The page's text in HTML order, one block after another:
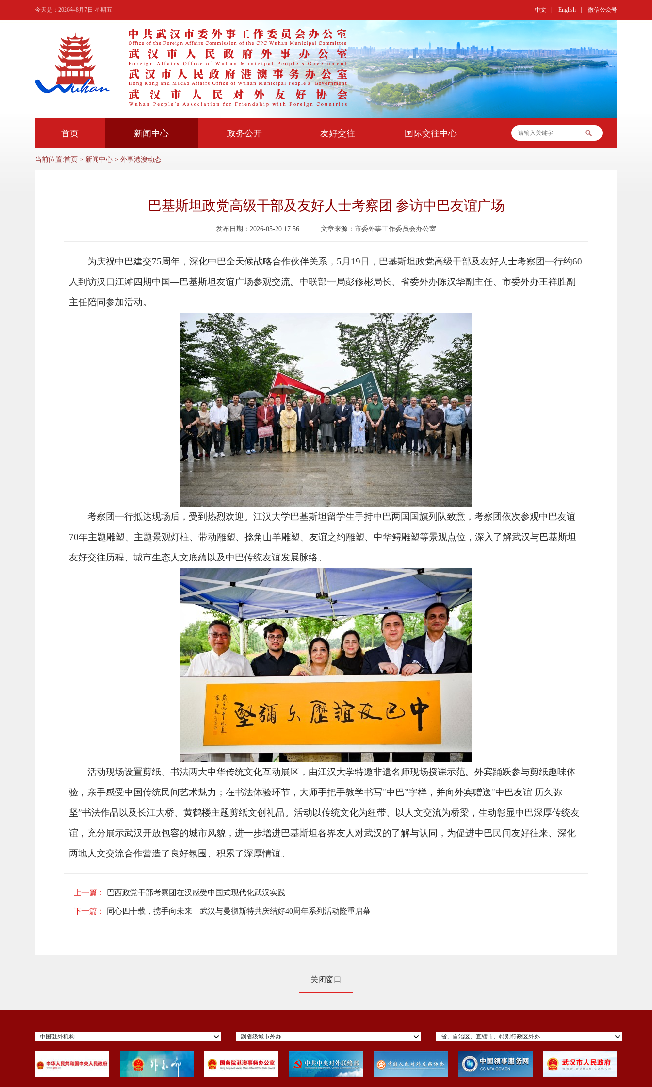
今天是： 2026年8月7日 星期五 中文 English 微信公众号
首页 新闻中心 政务公开 友好交往 国际交往中心
当前位置:首页 > 新闻中心 > 外事港澳动态
巴基斯坦政党高级干部及友好人士考察团 参访中巴友谊广场
发布日期：2026-05-20 17:56 文章来源：市委外事工作委员会办公室
为庆祝中巴建交75周年，深化中巴全天候战略合作伙伴关系，5月19日，巴基斯坦政党高级干部及友好人士考察团一行约60
人到访汉口江滩四期中国—巴基斯坦友谊广场参观交流。中联部一局彭修彬局长、省委外办陈汉华副主任、市委外办王祥胜副
主任陪同参加活动。
考察团一行抵达现场后，受到热烈欢迎。江汉大学巴基斯坦留学生手持中巴两国国旗列队致意，考察团依次参观中巴友谊
70年主题雕塑、主题景观灯柱、带动雕塑、捻角山羊雕塑、友谊之约雕塑、中华鲟雕塑等景观点位，深入了解武汉与巴基斯坦
友好交往历程、城市生态人文底蕴以及中巴传统友谊发展脉络。
活动现场设置剪纸、书法两大中华传统文化互动展区，由江汉大学特邀非遗名师现场授课示范。外宾踊跃参与剪纸趣味体
验，亲手感受中国传统民间艺术魅力；在书法体验环节，大师手把手教学书写“中巴”字样，并向外宾赠送“中巴友谊 历久弥
坚”书法作品以及长江大桥、黄鹤楼主题剪纸文创礼品。活动以传统文化为纽带、以人文交流为桥梁，生动彰显中巴深厚传统友
谊，充分展示武汉开放包容的城市风貌，进一步增进巴基斯坦各界友人对武汉的了解与认同，为促进中巴民间友好往来、深化
两地人文交流合作营造了良好氛围、积累了深厚情谊。
上一篇： 巴西政党干部考察团在汉感受中国式现代化武汉实践
下一篇： ​ 同心四十载，携手向未来—武汉与曼彻斯特共庆结好40周年系列活动隆重启幕
关闭窗口
中国驻外机构 副省级城市外办 省、自治区、直辖市、特别行政区外办